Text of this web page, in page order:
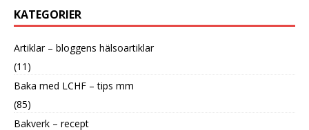
KATEGORIER
Artiklar – bloggens hälsoartiklar
(11)
Baka med LCHF – tips mm
(85)
Bakverk – recept